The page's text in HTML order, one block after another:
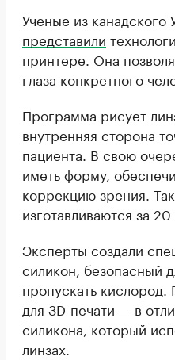
Ученые из канадского
представили
принтере. Она
глаза конкретного
Программа рисует
внутренняя сторона
пациента. В свою
иметь форму,
коррекцию зрения.
изготавливаются за 20
Эксперты создали
силикон, безопасный
пропускать
для 3D-печати — в
силикона, который
линзах.